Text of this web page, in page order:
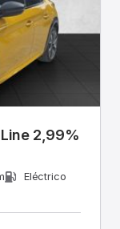
2,99%
Eléctrico